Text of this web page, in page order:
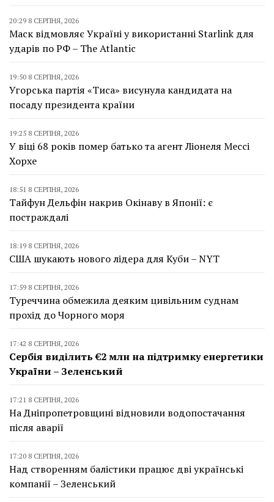
20:29 8 СЕРПНЯ, 2026
Маск відмовляє Україні у використанні Starlink для
ударів по РФ – The Atlantic
19:50 8 СЕРПНЯ, 2026
Угорська партія «Тиса» висунула кандидата на
посаду президента країни
19:25 8 СЕРПНЯ, 2026
У віці 68 років помер батько та агент Ліонеля Мессі
Хорхе
18:51 8 СЕРПНЯ, 2026
Тайфун Дельфін накрив Окінаву в Японії: є
постраждалі
18:19 8 СЕРПНЯ, 2026
США шукають нового лідера для Куби – NYT
17:59 8 СЕРПНЯ, 2026
Туреччина обмежила деяким цивільним суднам
прохід до Чорного моря
17:42 8 СЕРПНЯ, 2026
Сербія виділить €2 млн на підтримку енергетики
України – Зеленський
17:21 8 СЕРПНЯ, 2026
На Дніпропетровщині відновили водопостачання
після аварії
17:20 8 СЕРПНЯ, 2026
Над створенням балістики працює дві українські
компанії – Зеленський